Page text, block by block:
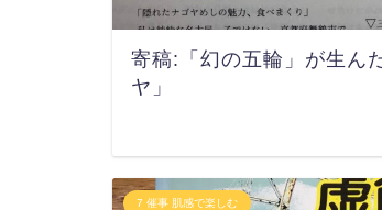
寄稿:「幻の五輪」が生ん
ヤ」
7 催事 肌感で楽しむ